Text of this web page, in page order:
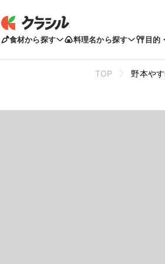
食材から探す 料理名から探す 目的
TOP 野本や